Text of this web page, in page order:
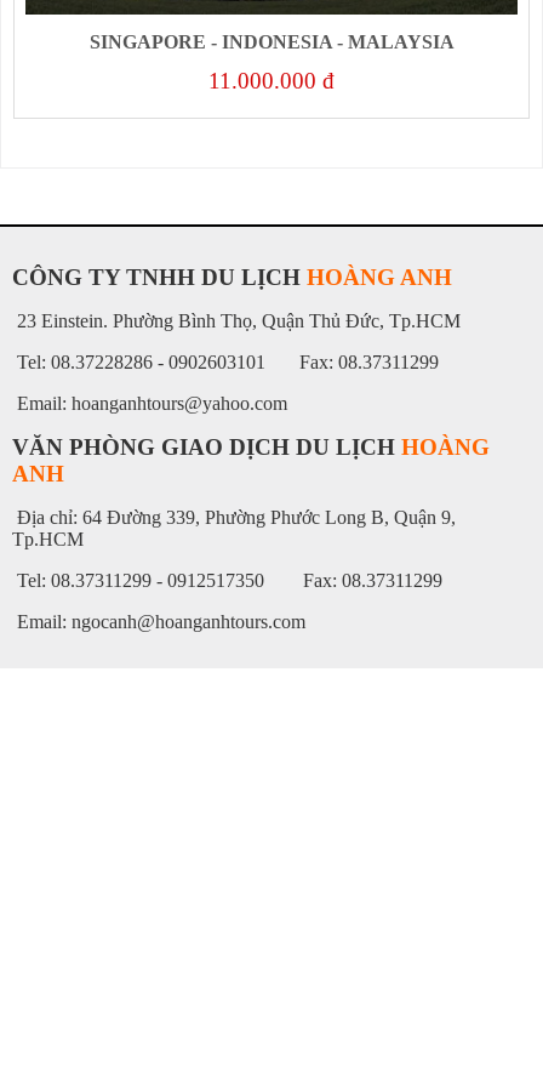
SINGAPORE - INDONESIA - MALAYSIA
11.000.000 đ
CÔNG TY TNHH DU LỊCH HOÀNG ANH
23 Einstein. Phường Bình Thọ, Quận Thủ Đức, Tp.HCM
Tel: 08.37228286 - 0902603101 Fax: 08.37311299
Email: hoanganhtours@yahoo.com
VĂN PHÒNG GIAO DỊCH DU LỊCH HOÀNG
ANH
Địa chỉ: 64 Đường 339, Phường Phước Long B, Quận 9,
Tp.HCM
Tel: 08.37311299 - 0912517350 Fax: 08.37311299
Email: ngocanh@hoanganhtours.com